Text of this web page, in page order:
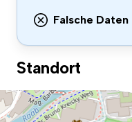
Falsche
Standort